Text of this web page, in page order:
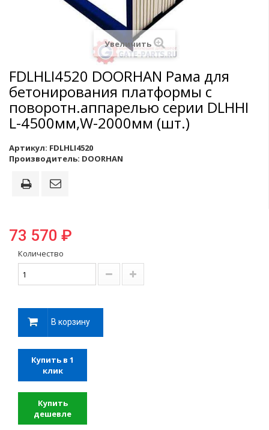
Увеличить
FDLHLI4520 DOORHAN Рама для
бетонирования платформы с
поворотн.аппарелью серии DLHHI
L-4500мм,W-2000мм (шт.)
Артикул: FDLHLI4520
Производитель: DOORHAN
73 570 ₽
Количество
В корзину
Купить в 1
клик
Купить
дешевле